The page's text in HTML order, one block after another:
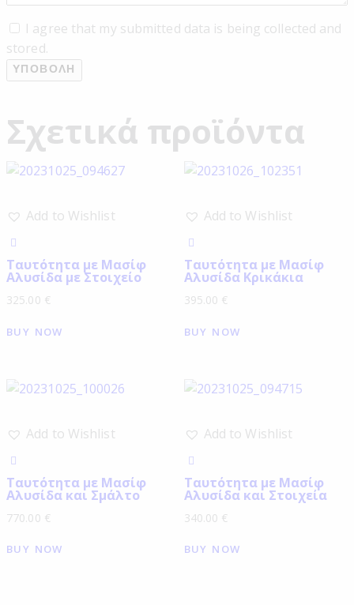
I agree that my submitted data is being collected and
stored.
Σχετικά προϊόντα
Add to Wishlist
Ταυτότητα με Μασίφ
Αλυσίδα με Στοιχείο
325.00 €
BUY NOW
Add to Wishlist
Ταυτότητα με Μασίφ
Αλυσίδα Κρικάκια
395.00 €
BUY NOW
Add to Wishlist
Ταυτότητα με Μασίφ
Αλυσίδα και Σμάλτο
770.00 €
BUY NOW
Add to Wishlist
Ταυτότητα με Μασίφ
Αλυσίδα και Στοιχεία
340.00 €
BUY NOW